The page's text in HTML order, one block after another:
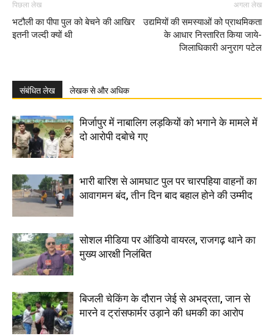
पिछला लेख
भटौली का पीपा पुल को बेचने की आखिर
इतनी जल्दी क्यों थी
अगला लेख
उद्यमियों की समस्याओं को प्राथमिकता
के आधार निस्तारित किया जाये-
जिलाधिकारी अनुराग पटेल
संबंधित लेख लेखक से और अधिक
मिर्जापुर में नाबालिग लड़कियों को भगाने के मामले में
दो आरोपी दबोचे गए
भारी बारिश से आमघाट पुल पर चारपहिया वाहनों का
आवागमन बंद, तीन दिन बाद बहाल होने की उम्मीद
सोशल मीडिया पर ऑडियो वायरल, राजगढ़ थाने का
मुख्य आरक्षी निलंबित
बिजली चेकिंग के दौरान जेई से अभद्रता, जान से
मारने व ट्रांसफार्मर उड़ाने की धमकी का आरोप